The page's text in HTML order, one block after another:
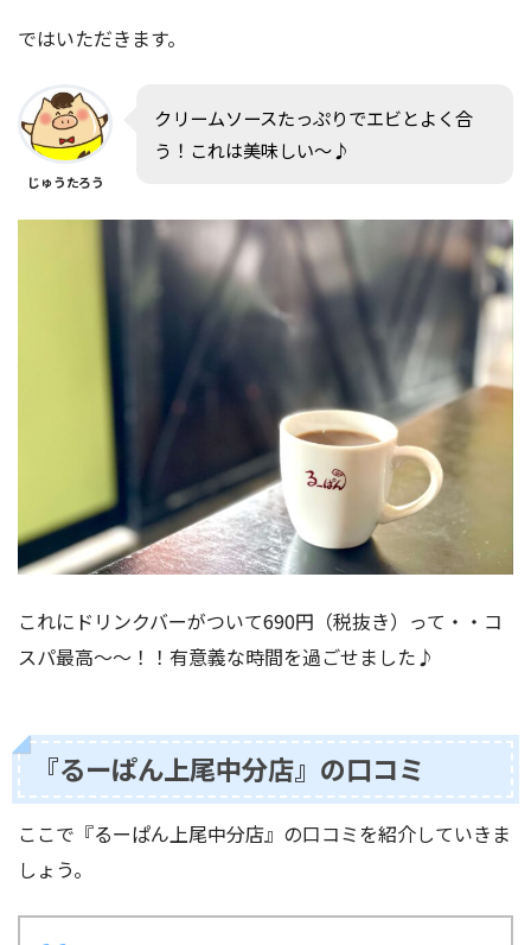
ではいただきます。
じゅうたろう
クリームソースたっぷりでエビとよく合
う！これは美味しい〜♪
これにドリンクバーがついて690円（税抜き）って・・コ
スパ最高〜〜！！有意義な時間を過ごせました♪
『るーぱん上尾中分店』の口コミ
ここで『るーぱん上尾中分店』の口コミを紹介していきま
しょう。